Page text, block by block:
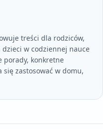
treści dla rodziców,
w codziennej nauce
porady, konkretne
się zastosować w domu,